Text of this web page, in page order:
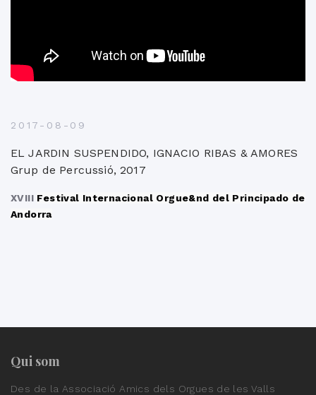
2017-08-09
EL JARDIN SUSPENDIDO, IGNACIO RIBAS & AMORES
Grup de Percussió, 2017
XVIII Festival Internacional Orgue&nd del Principado de
Andorra
Qui som
Des de la Associació Amics dels Orgues de les Valls